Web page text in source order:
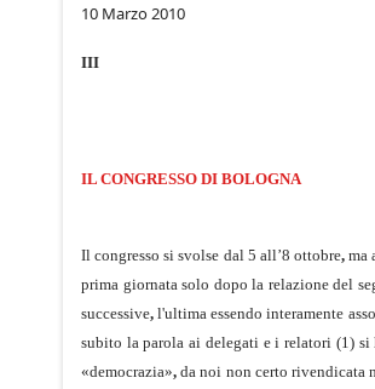
10 Marzo 2010
III
IL CONGRESSO DI BOLOGNA
Il congresso si svolse dal 5 all’8 ottobre, ma
prima giornata solo dopo la relazione del
successive, l'ultima essendo interamente
subito la parola ai delegati e i relatori (1)
«demo­crazia», da noi non certo rivendicata